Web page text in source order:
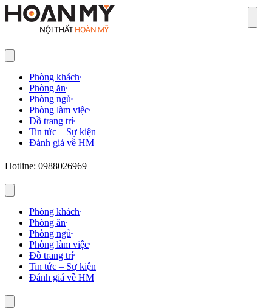
Phòng khách
Phòng ăn
Phòng ngủ
Phòng làm việc
Đồ trang trí
Tin tức – Sự kiện
Đánh giá về HM
Hotline: 0988026969
Phòng khách
Phòng ăn
Phòng ngủ
Phòng làm việc
Đồ trang trí
Tin tức – Sự kiện
Đánh giá về HM